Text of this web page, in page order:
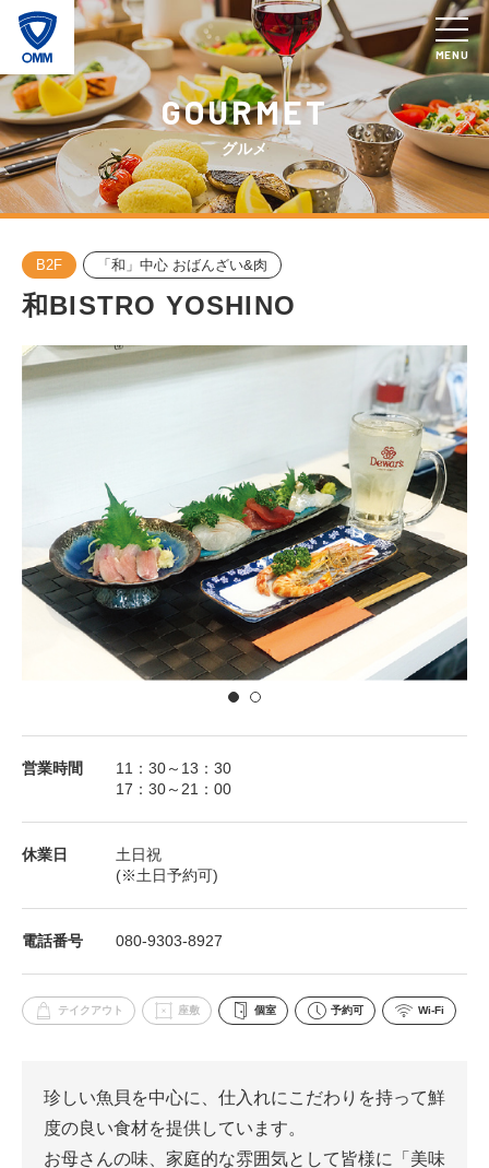
MENU
GOURMET
グルメ
B2F 「和」中心 おばんざい&肉
和BISTRO YOSHINO
営業時間
11：30～13：30
17：30～21：00
休業⽇
土日祝
(※土日予約可)
電話番号 080-9303-8927
テイクアウト 座敷 個室 予約可 Wi-Fi
珍しい魚貝を中心に、仕入れにこだわりを持って鮮
度の良い食材を提供しています。
お母さんの味、家庭的な雰囲気として皆様に「美味